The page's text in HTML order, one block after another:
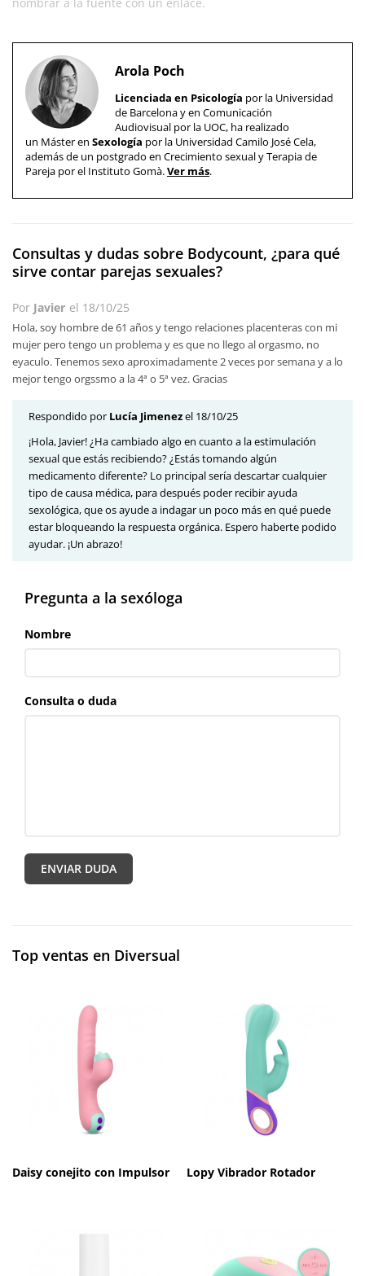
Arola Poch
Licenciada en Psicología por la Universidad
de Barcelona y en Comunicación
Audiovisual por la UOC, ha realizado
un Máster en Sexología por la Universidad Camilo José Cela,
además de un postgrado en Crecimiento sexual y Terapia de
Pareja por el Instituto Gomà.Ver más.
Consultas y dudas sobre Bodycount, ¿para qué
sirve contar parejas sexuales?
Por Javier el 18/10/25
Hola, soy hombre de 61 años y tengo relaciones placenteras con mi
mujer pero tengo un problema y es que no llego al orgasmo, no
eyaculo. Tenemos sexo aproximadamente 2 veces por semana y a lo
mejor tengo orgssmo a la 4ª o 5ª vez. Gracias
Respondido por Lucía Jimenezel 18/10/25
¡Hola, Javier! ¿Ha cambiado algo en cuanto a la estimulación
sexual que estás recibiendo? ¿Estás tomando algún
medicamento diferente? Lo principal sería descartar cualquier
tipo de causa médica, para después poder recibir ayuda
sexológica, que os ayude a indagar un poco más en qué puede
estar bloqueando la respuesta orgánica. Espero haberte podido
ayudar. ¡Un abrazo!
Pregunta a la sexóloga
Nombre
Consulta o duda
Top ventas en Diversual
Daisy conejito con Impulsor Lopy Vibrador Rotador